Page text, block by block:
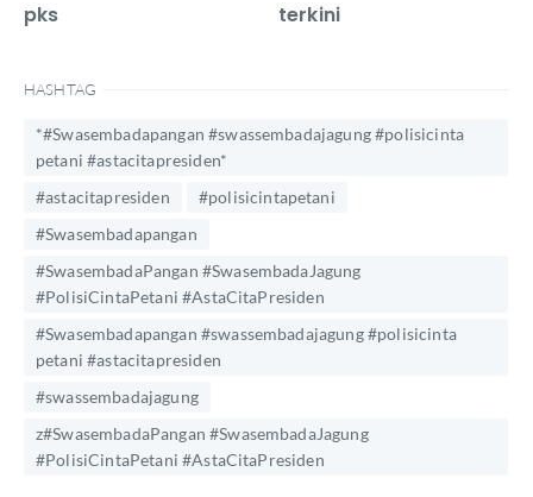
pks
terkini
HASHTAG
*#Swasembadapangan #swassembadajagung #polisicinta
petani #astacitapresiden*
#astacitapresiden
#polisicintapetani
#Swasembadapangan
#SwasembadaPangan #SwasembadaJagung
#PolisiCintaPetani #AstaCitaPresiden
#Swasembadapangan #swassembadajagung #polisicinta
petani #astacitapresiden
#swassembadajagung
z#SwasembadaPangan #SwasembadaJagung
#PolisiCintaPetani #AstaCitaPresiden